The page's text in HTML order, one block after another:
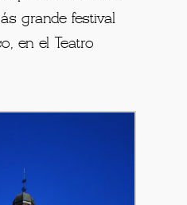
grande festival
en el Teatro